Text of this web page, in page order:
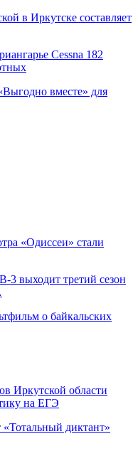
в Иркутске составляет
Cessna 182
вместе» для
«Одиссеи» стали
3 выходит третий сезон
о байкальских
Иркутской области
на ЕГЭ
диктант»